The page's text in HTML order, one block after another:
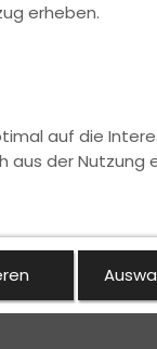
erheben.
auf die
aus der Nutzung